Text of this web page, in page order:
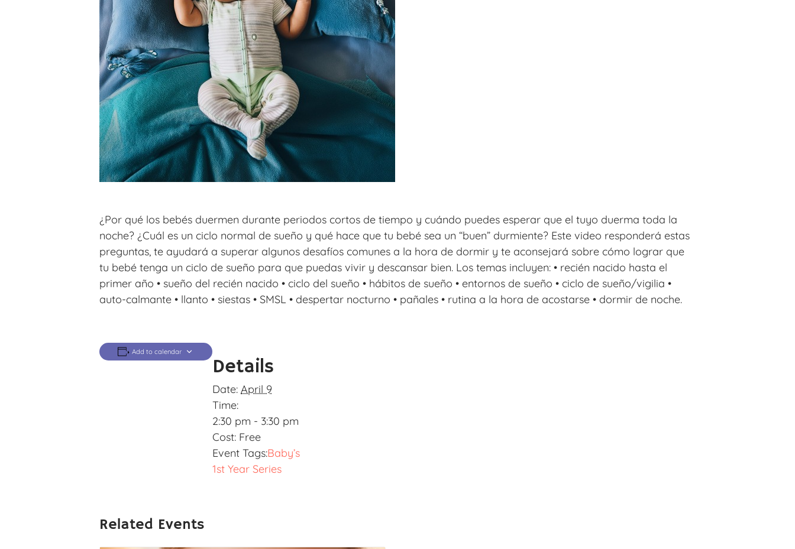
¿Por qué los bebés duermen durante periodos cortos de tiempo y cuándo puedes esperar que el tuyo duerma toda la
noche? ¿Cuál es un ciclo normal de sueño y qué hace que tu bebé sea un “buen” durmiente? Este video responderá estas
preguntas, te ayudará a superar algunos desafíos comunes a la hora de dormir y te aconsejará sobre cómo lograr que
tu bebé tenga un ciclo de sueño para que puedas vivir y descansar bien. Los temas incluyen: • recién nacido hasta el
primer año • sueño del recién nacido • ciclo del sueño • hábitos de sueño • entornos de sueño • ciclo de sueño/vigilia •
auto-calmante • llanto • siestas • SMSL • despertar nocturno • pañales • rutina a la hora de acostarse • dormir de noche.
Add to calendar
Details
Date: April 9
Time:
2:30 pm - 3:30 pm
Cost: Free
Event Tags:Baby’s
1st Year Series
Related Events